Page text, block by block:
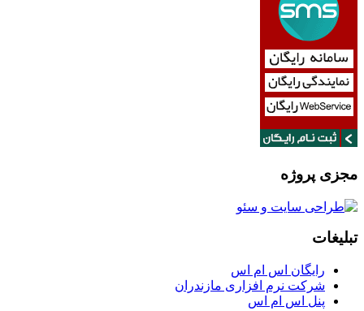
مجزی پروژه
تبلیغات
رایگان اس ام اس
شرکت نرم افزاری مازندران
پنل اس ام اس